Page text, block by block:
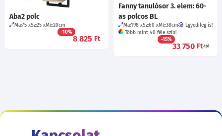
Fanny tanulósor 3. elem: 60-
as polcos BL
Ma:198 Sz:60 Mé:38cm
Egyedileg is!
Több mint 40 féle szín!
-15%
33 750 Ft-tól
Aba2 polc
Ma:75 Sz:25 Mé:20cm
-10%
8 825 Ft